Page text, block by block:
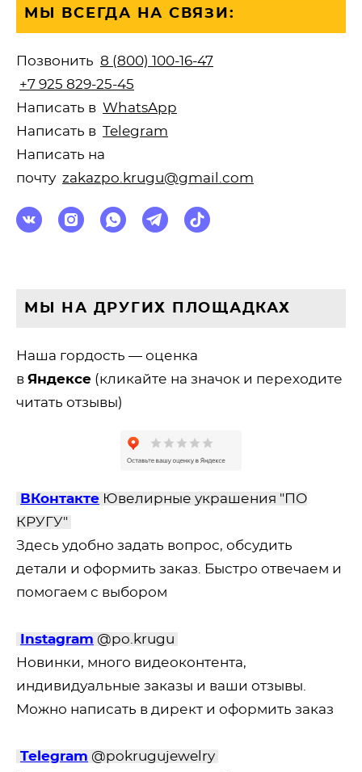
МЫ ВСЕГДА НА СВЯЗИ:
Позвонить 8 (800) 100-16-47
+7 925 829-25-45
Написать в WhatsApp
Написать в Telegram
Написать на
почту zakazpo.krugu@gmail.com
МЫ НА ДРУГИХ ПЛОЩАДКАХ
Наша гордость — оценка
в Яндексе (кликайте на значок и переходите
читать отзывы)
ВКонтакте Ювелирные украшения "ПО
КРУГУ"
Здесь удобно задать вопрос, обсудить
детали и оформить заказ. Быстро отвечаем и
помогаем с выбором
Instagram @po.krugu
Новинки, много видеоконтента,
индивидуальные заказы и ваши отзывы.
Можно написать в директ и оформить заказ
Telegram @pokrugujewelry